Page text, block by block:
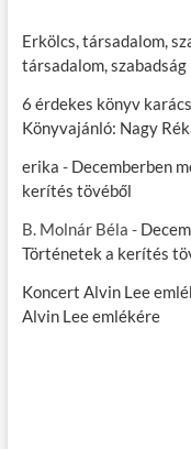
Erkölcs, társadalom,
társadalom, szabadság
6 érdekes könyv
Könyvajánló: Nagy
erika - Decemberben
kerítés tövéből
B. Molnár Béla -
Történetek a kerítés
Koncert Alvin Lee
Alvin Lee emlékére